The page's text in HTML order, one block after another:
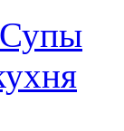
Супы